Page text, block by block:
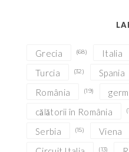
Grecia (68) Italia
Turcia (32) Spania
România (19)
călătorii în România
Serbia (15) Viena
(13)